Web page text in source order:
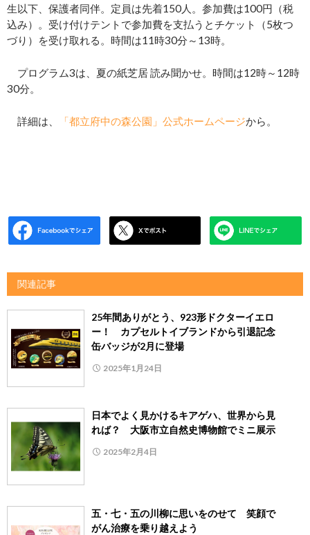
生以下、保護者同伴。定員は先着150人。参加費は100円（税
込み）。受け付けテントで参加費を支払うとチケット（5枚つ
づり）を受け取れる。時間は11時30分～13時。
プログラム3は、夏の紙芝居 読み聞かせ。時間は12時～12時
30分。
詳細は、 「都立府中の森公園」公式ホームページから。
関連記事
25年間ありがとう、923形ドクターイエロ
ー！ カプセルトイブランドから引退記念
缶バッジが2月に登場
2025年1月24日
日本でよく見かけるキアゲハ、世界から見
れば？ 大阪市立自然史博物館でミニ展示
2025年2月4日
五・七・五の川柳に思いをのせて 笑顔で
がん治療を乗り越えよう